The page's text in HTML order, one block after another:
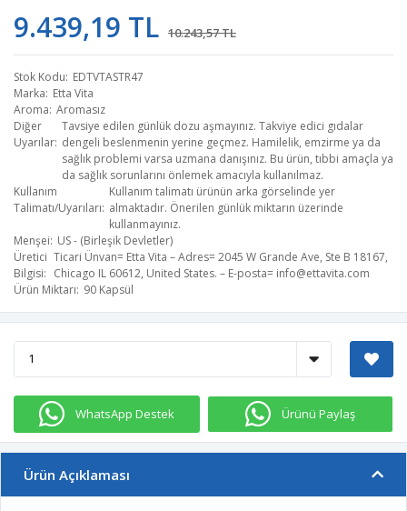
9.439,19 TL 10.243,57 TL
Stok Kodu EDTVTASTR47
Marka Etta Vita
Aroma Aromasız
Diğer
Uyarılar
Tavsiye edilen günlük dozu aşmayınız. Takviye edici gıdalar
dengeli beslenmenin yerine geçmez. Hamilelik, emzirme ya da
sağlık problemi varsa uzmana danışınız. Bu ürün, tıbbi amaçla ya
da sağlık sorunlarını önlemek amacıyla kullanılmaz.
Kullanım
Talimatı/Uyarıları
Kullanım talimatı ürünün arka görselinde yer
almaktadır. Önerilen günlük miktarın üzerinde
kullanmayınız.
Menşei US - (Birleşik Devletler)
Üretici
Bilgisi
Ticari Ünvan= Etta Vita – Adres= 2045 W Grande Ave, Ste B 18167,
Chicago IL 60612, United States. – E-posta= info@ettavita.com
Ürün Miktarı 90 Kapsül
WhatsApp Destek Ürünü Paylaş
Ürün Açıklaması